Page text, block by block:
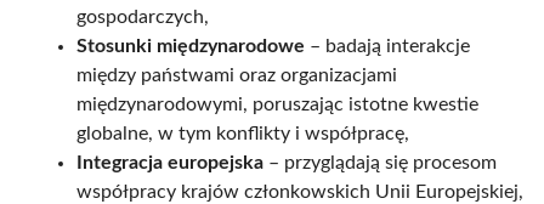
gospodarczych,
Stosunki międzynarodowe – badają interakcje
między państwami oraz organizacjami
międzynarodowymi, poruszając istotne kwestie
globalne, w tym konflikty i współpracę,
Integracja europejska – przyglądają się procesom
współpracy krajów członkowskich Unii Europejskiej,